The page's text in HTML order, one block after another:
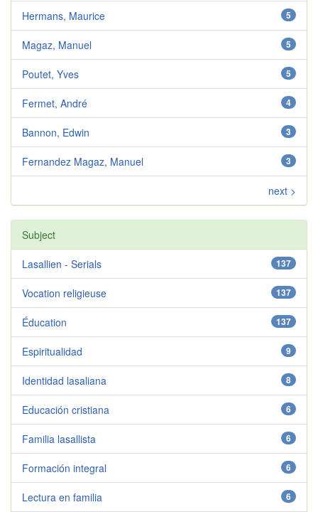
5
Hermans, Maurice
5
Magaz, Manuel
5
Poutet, Yves
4
Fermet, André
3
Bannon, Edwin
3
Fernandez Magaz, Manuel
next >
Subject
137
Lasallien - Serials
137
Vocation religieuse
137
Éducation
9
Espiritualidad
8
Identidad lasaliana
6
Educación cristiana
6
Familia lasallista
6
Formación integral
6
Lectura en familia